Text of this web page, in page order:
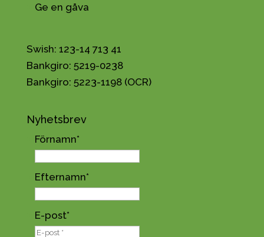
Ge en gåva
Swish: 123-14 713 41
Bankgiro: 5219-0238
Bankgiro: 5223-1198 (OCR)
Nyhetsbrev
Förnamn*
Efternamn*
E-post*